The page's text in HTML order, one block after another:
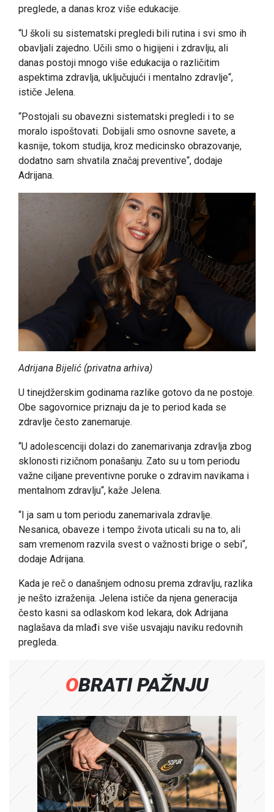
preglede, a danas kroz više edukacije.
“U školi su sistematski pregledi bili rutina i svi smo ih
obavljali zajedno. Učili smo o higijeni i zdravlju, ali
danas postoji mnogo više edukacija o različitim
aspektima zdravlja, uključujući i mentalno zdravlje“,
ističe Jelena.
“Postojali su obavezni sistematski pregledi i to se
moralo ispoštovati. Dobijali smo osnovne savete, a
kasnije, tokom studija, kroz medicinsko obrazovanje,
dodatno sam shvatila značaj preventive“, dodaje
Adrijana.
Adrijana Bijelić (privatna arhiva)
U tinejdžerskim godinama razlike gotovo da ne postoje.
Obe sagovornice priznaju da je to period kada se
zdravlje često zanemaruje.
“U adolescenciji dolazi do zanemarivanja zdravlja zbog
sklonosti rizičnom ponašanju. Zato su u tom periodu
važne ciljane preventivne poruke o zdravim navikama i
mentalnom zdravlju“, kaže Jelena.
“I ja sam u tom periodu zanemarivala zdravlje.
Nesanica, obaveze i tempo života uticali su na to, ali
sam vremenom razvila svest o važnosti brige o sebi“,
dodaje Adrijana.
Kada je reč o današnjem odnosu prema zdravlju, razlika
je nešto izraženija. Jelena ističe da njena generacija
često kasni sa odlaskom kod lekara, dok Adrijana
naglašava da mlađi sve više usvajaju naviku redovnih
pregleda.
OBRATI PAŽNJU